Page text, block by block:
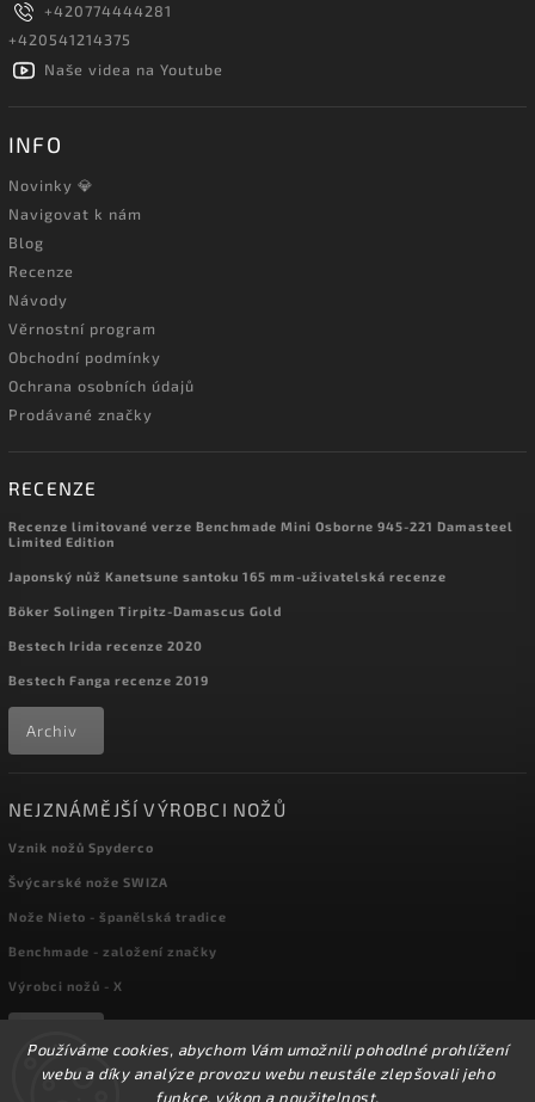
Používáme cookies, abychom Vám umožnili pohodlné prohlížení
webu a díky analýze provozu webu neustále zlepšovali jeho
funkce, výkon a použitelnost.
+420774444281
+420541214375
Naše videa na Youtube
INFO
Novinky 💎
Navigovat k nám
Blog
Recenze
Návody
Věrnostní program
Obchodní podmínky
Ochrana osobních údajů
Prodávané značky
RECENZE
Recenze limitované verze Benchmade Mini Osborne 945-221 Damasteel
Limited Edition
Japonský nůž Kanetsune santoku 165 mm-uživatelská recenze
Böker Solingen Tirpitz-Damascus Gold
Bestech Irida recenze 2020
Bestech Fanga recenze 2019
Archiv
NEJZNÁMĚJŠÍ VÝROBCI NOŽŮ
Vznik nožů Spyderco
Švýcarské nože SWIZA
Nože Nieto - španělská tradice
Benchmade - založení značky
Výrobci nožů - X